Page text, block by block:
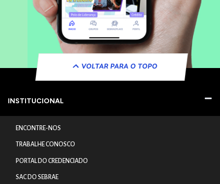
VOLTAR PARA O TOPO
INSTITUCIONAL
ENCONTRE-NOS
TRABALHE CONOSCO
PORTAL DO CREDENCIADO
SAC DO SEBRAE